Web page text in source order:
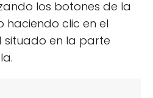
los botones de la
haciendo clic en el
situado en la parte
cocinar
ya que esto puede
de este